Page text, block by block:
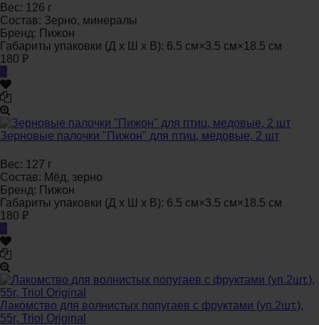
Вес: 126 г
Состав: Зерно, минералы
Бренд: Пижон
Габариты упаковки (Д х Ш х В): 6.5 см×3.5 см×18.5 см
180 ₽
Зерновые палочки "Пижон" для птиц, медовые, 2 шт
Вес: 127 г
Состав: Мёд, зерно
Бренд: Пижон
Габариты упаковки (Д х Ш х В): 6.5 см×3.5 см×18.5 см
180 ₽
Лакомство для волнистых попугаев с фруктами (уп.2шт.),
55г, Triol Original